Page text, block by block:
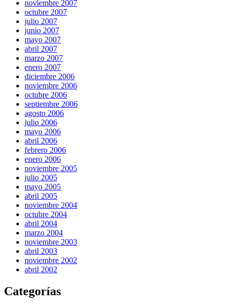
noviembre 2007
octubre 2007
julio 2007
junio 2007
mayo 2007
abril 2007
marzo 2007
enero 2007
diciembre 2006
noviembre 2006
octubre 2006
septiembre 2006
agosto 2006
julio 2006
mayo 2006
abril 2006
febrero 2006
enero 2006
noviembre 2005
julio 2005
mayo 2005
abril 2005
noviembre 2004
octubre 2004
abril 2004
marzo 2004
noviembre 2003
abril 2003
noviembre 2002
abril 2002
Categorías